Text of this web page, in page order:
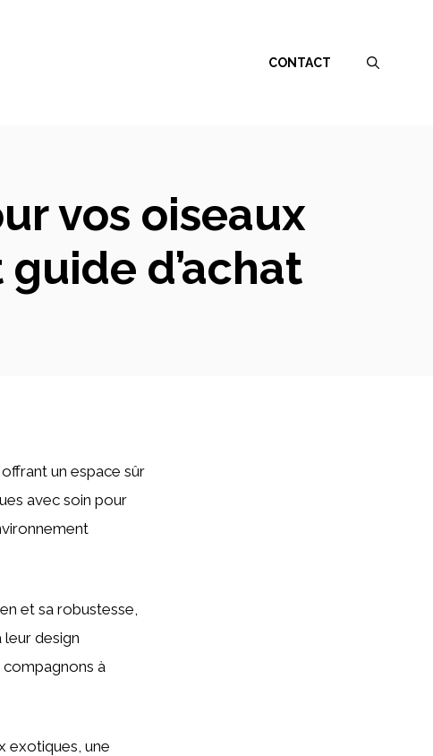
CONTACT
vos oiseaux
d’achat
un espace sûr
avec soin pour
et sa robustesse,
leur design
à
exotiques, une